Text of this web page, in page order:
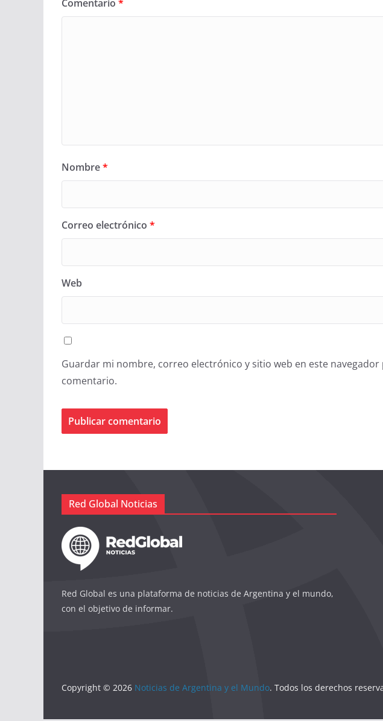
Comentario *
Nombre*
Correo electrónico *
Web
Guardar mi nombre, correo electrónico y sitio web en este
comentario.
Red Global Noticias
Red Global es una plataforma de noticias de Argentina y el mundo,
con el objetivo de informar.
Copyright © 2026 Noticias de Argentina y el Mundo. Todos los derechos